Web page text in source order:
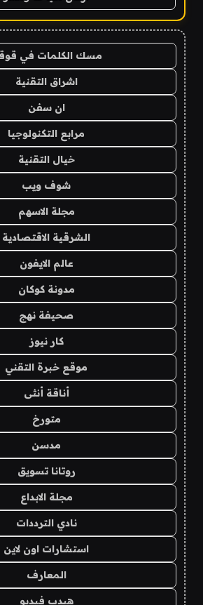
مسك الكلمات في
اشراق التقنية
ان سفن
مرابع التكنولوجيا
خيال التقنية
شوف ويب
مجلة الاسهم
الشرقية الاقتصادية
عالم الايفون
مدونة كوكان
صحيفة نهج
كار نيوز
موقع خبرة التقني
أناقة أنثى
متورخ
مدسن
روتانا تسويق
مجلة الابداع
نادي الترددات
استشارات اون لاين
المعارف
هيدب فيديو